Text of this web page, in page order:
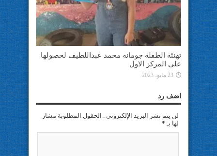
تهنئة الطفلة جومانه محمد عبداللطيف لحصولها
علي المركز الاول
23 مايو، 2023
اضف رد
لن يتم نشر البريد الإلكتروني . الحقول المطلوبة مشار
لها بـ *